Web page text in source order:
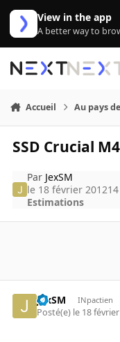
Aller au contenu
View in the app
A better way to
Accueil Au pays
SSD Crucial
Par JexSM
le 18 février 2012
Estimations
JexSM INpactien
Posté(e) le 18